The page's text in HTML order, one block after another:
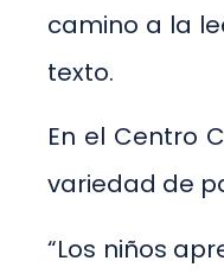
camino a la
texto.
En el Centro
variedad de
“Los niños